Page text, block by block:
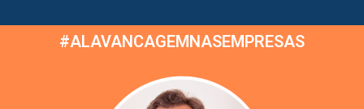
#ALAVANCAGEMNASEMPRESAS